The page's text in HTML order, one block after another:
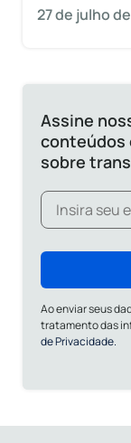
27 de julho
Assine
conteúdos
sobre
Ao enviar seus
tratamento das
de Privacidade.